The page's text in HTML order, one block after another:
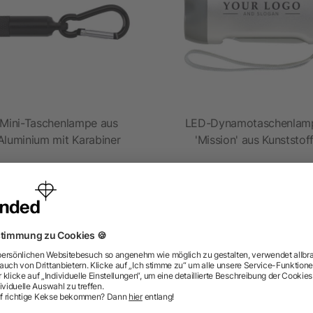
Mini-Taschenlampe aus
mit Karabiner
ab 0,62 €
LED-
'Mission' aus Kunststoff
Wir haben die Antworten.